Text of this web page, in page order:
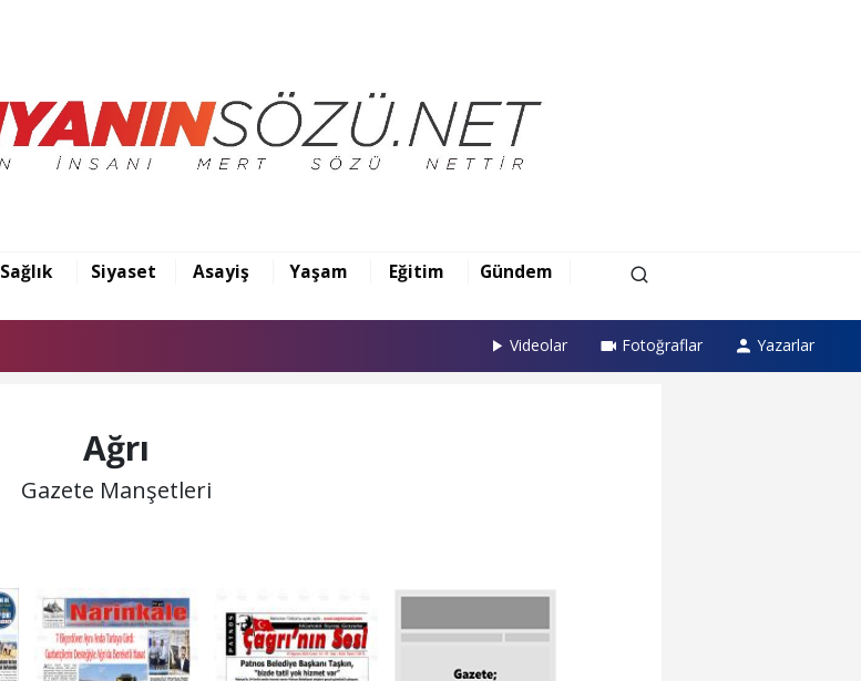
Sağlık Siyaset Asayiş Yaşam Eğitim
Gündem
Videolar Fotoğraflar Yazarlar
Ağrı
Gazete Manşetleri